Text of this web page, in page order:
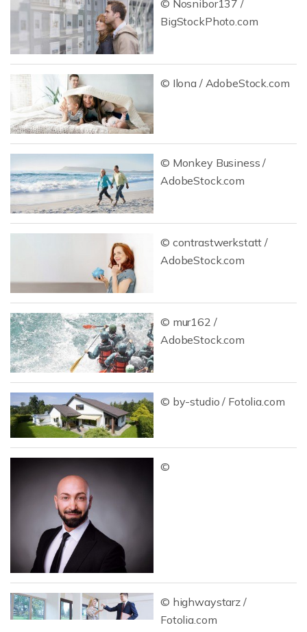
© Nosnibor137 /
BigStockPhoto.com
© Ilona / AdobeStock.com
© Monkey Business /
AdobeStock.com
© contrastwerkstatt /
AdobeStock.com
© mur162 /
AdobeStock.com
© by-studio / Fotolia.com
©
© highwaystarz /
Fotolia.com